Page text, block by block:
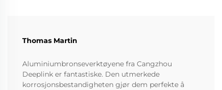
Thomas Martin
Aluminiumbronseverktøyene fra Cangzhou
Deeplink er fantastiske. Den utmerkede
korrosjonsbestandigheten gjør dem perfekte å